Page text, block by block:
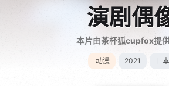
演剧偶
本片由茶杯狐cupfox提
动漫 2021 日本